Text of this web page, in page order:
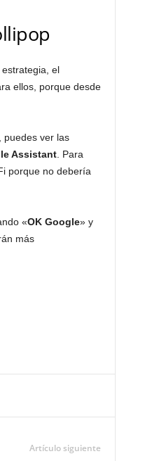
estrategia, el
ellos, porque desde
, puedes ver las
Assistant. Para
porque no debería
«OK Google» y
más
Artículo siguiente